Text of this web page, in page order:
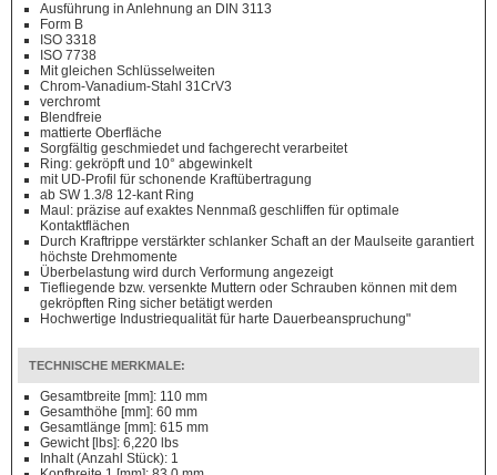
Ausführung in Anlehnung an DIN 3113
Form B
ISO 3318
ISO 7738
Mit gleichen Schlüsselweiten
Chrom-Vanadium-Stahl 31CrV3
verchromt
Blendfreie
mattierte Oberfläche
Sorgfältig geschmiedet und fachgerecht verarbeitet
Ring: gekröpft und 10° abgewinkelt
mit UD-Profil für schonende Kraftübertragung
ab SW 1.3/8 12-kant Ring
Maul: präzise auf exaktes Nennmaß geschliffen für optimale
Kontaktflächen
Durch Kraftrippe verstärkter schlanker Schaft an der Maulseite garantiert
höchste Drehmomente
Überbelastung wird durch Verformung angezeigt
Tiefliegende bzw. versenkte Muttern oder Schrauben können mit dem
gekröpften Ring sicher betätigt werden
Hochwertige Industriequalität für harte Dauerbeanspruchung"
TECHNISCHE MERKMALE:
Gesamtbreite [mm]: 110 mm
Gesamthöhe [mm]: 60 mm
Gesamtlänge [mm]: 615 mm
Gewicht [lbs]: 6,220 lbs
Inhalt (Anzahl Stück): 1